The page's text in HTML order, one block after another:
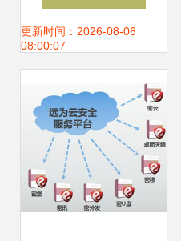
件开发指南
更新时间：2026-08-06
08:00:07